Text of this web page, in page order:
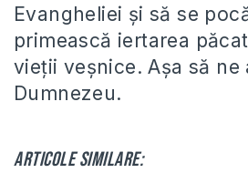
Evangheliei și să se
primească iertarea
vieții veșnice. Așa să ne
Dumnezeu.
Articole similare: